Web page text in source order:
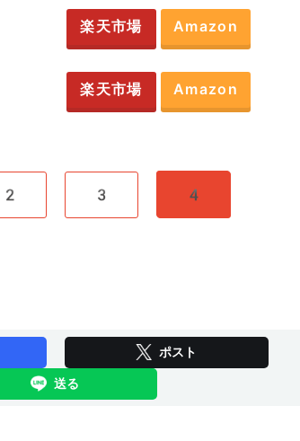
楽天市場 Amazon
楽天市場 Amazon
2 3 4
ポスト
送る